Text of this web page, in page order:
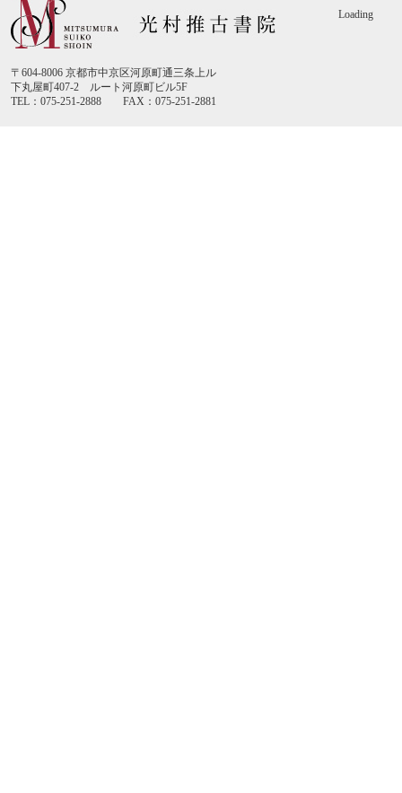
〒604-8006 京都市中京区河原町通三条上ル
下丸屋町407-2 ルート河原町ビル5F
TEL：075-251-2888 FAX：075-251-2881
Loading